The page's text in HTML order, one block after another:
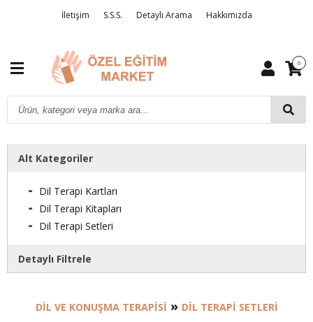
İletişim S.S.S. Detaylı Arama Hakkımızda
0
Alt Kategoriler
Dil Terapi Kartları
Dil Terapi Kitapları
Dil Terapi Setleri
Detaylı Filtrele
DIL VE KONUŞMA TERAPISI » DIL TERAPI SETLERI